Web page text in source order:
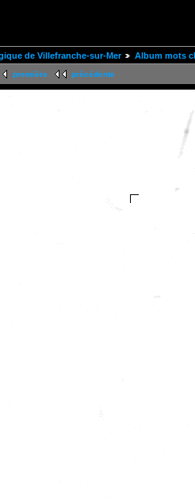
de Villefranche-sur-Mer Album mots
première précédente